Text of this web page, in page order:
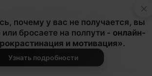
×
почему у вас не получается, вы
бросаете на полпути - онлайн-
и мотивация».
Узнать подробности
кредит в «Сбербанке»
]. Более сжатые, но тоже
рекомендации можно найти и
2020]. Оба банка входят в
можно надеяться на кредит для